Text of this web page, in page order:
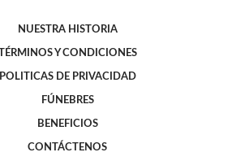
NUESTRA HISTORIA
Y CONDICIONES
POLITICAS DE PRIVACIDAD
FÚNEBRES
BENEFICIOS
CONTÁCTENOS